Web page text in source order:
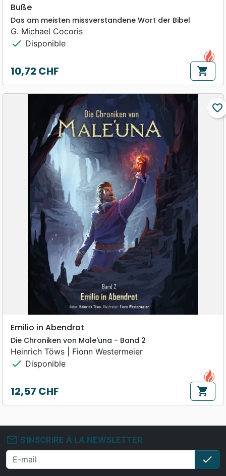
Buße
Das am meisten missverstandene Wort der Bibel
G. Michael Cocoris
check Disponible
Prix
10,72 CHF shopping_cart
favorite_border
Emilio in Abendrot
Die Chroniken von Male'una - Band 2
Heinrich Töws | Fionn Westermeier
check Disponible
Prix
12,57 CHF shopping_cart
mail_outline S'INSCRIRE À LA NEWSLETTER
check